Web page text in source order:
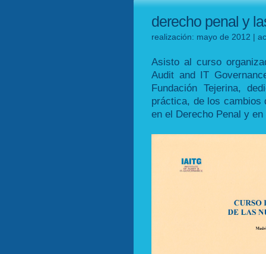
derecho penal y
realización: mayo de 2012 |
Asisto al curso
Audit and IT
Fundación Tejerina,
práctica, de los cambios
en el Derecho Penal y